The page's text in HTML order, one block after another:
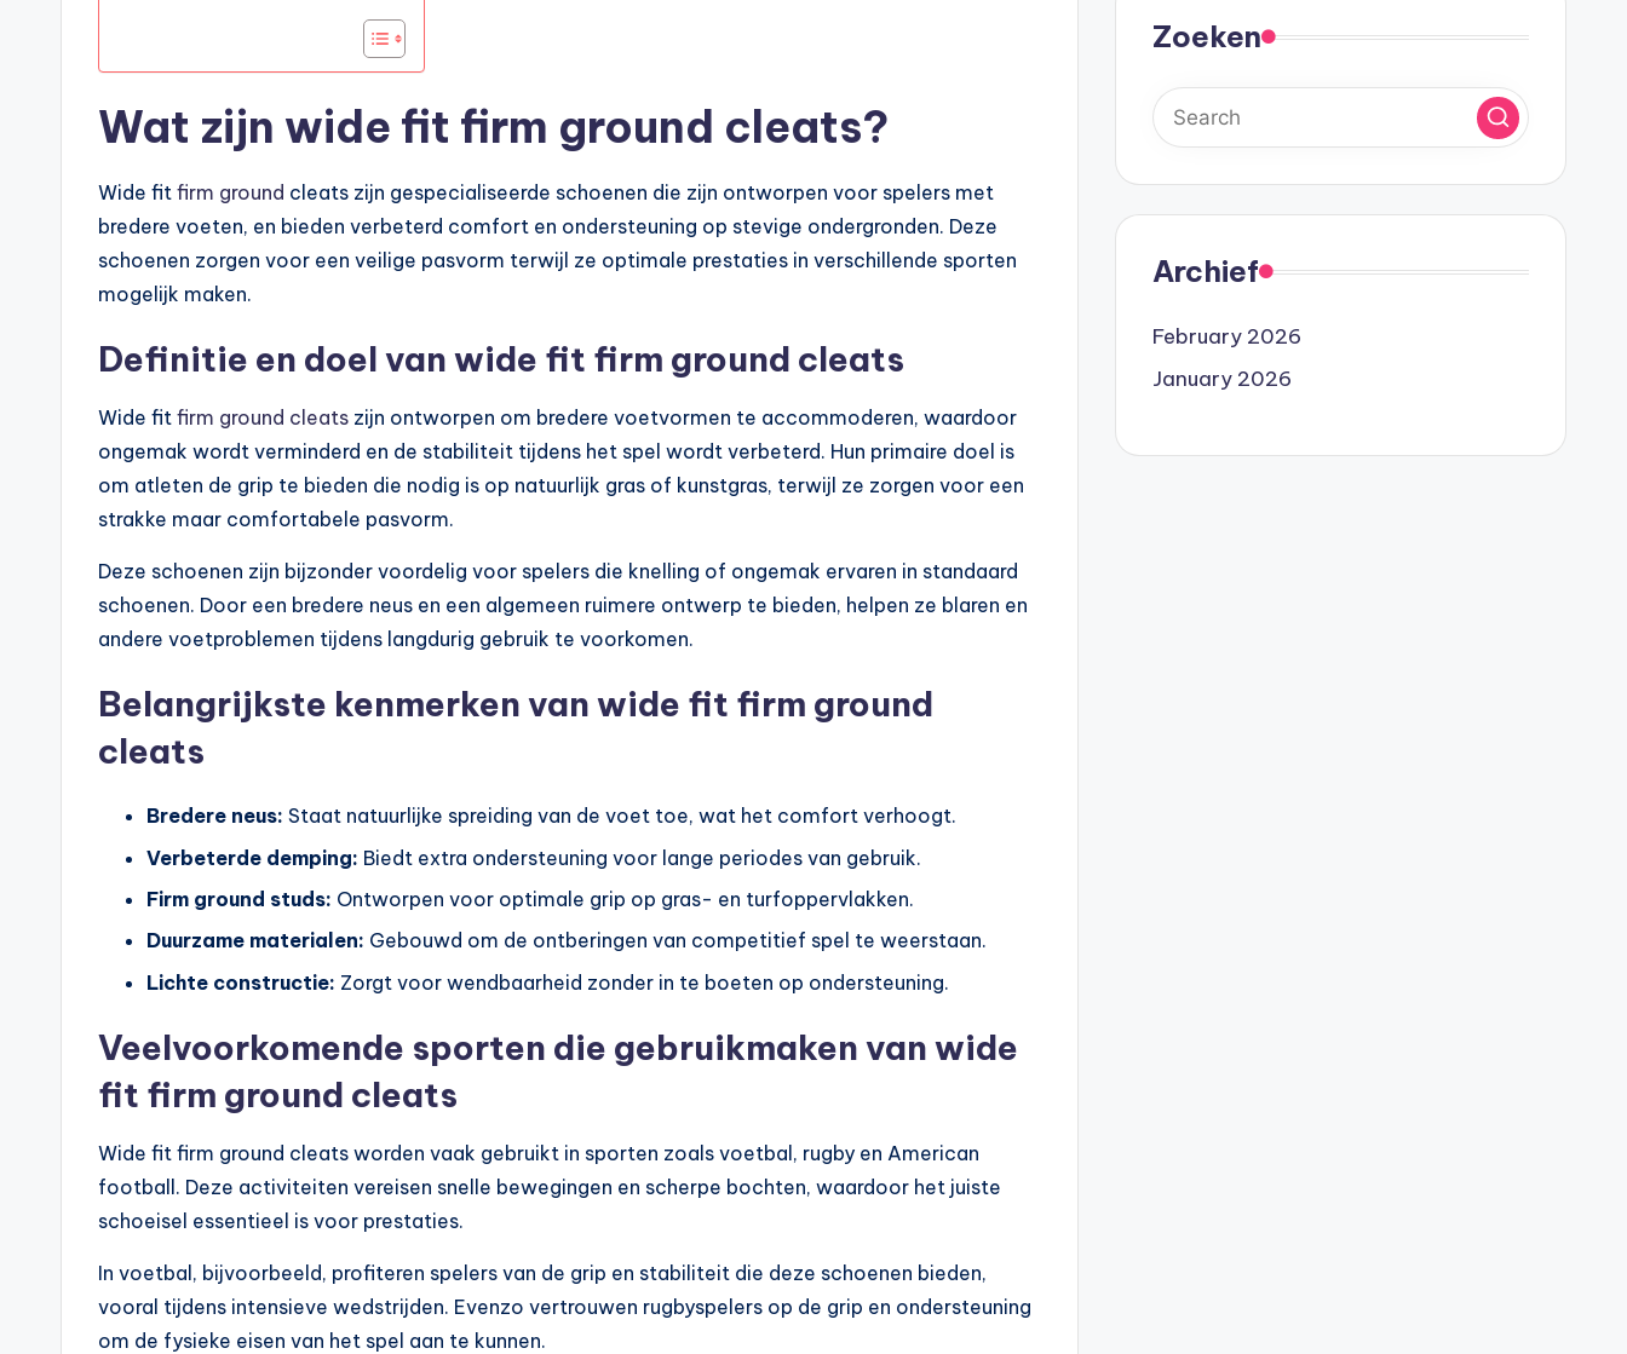
Wat zijn wide fit firm ground cleats?
Wide fit firm ground cleats zijn gespecialiseerde schoenen die zijn ontworpen voor spelers met
bredere voeten, en bieden verbeterd comfort en ondersteuning op stevige ondergronden. Deze
schoenen zorgen voor een veilige pasvorm terwijl ze optimale prestaties in verschillende sporten
mogelijk maken.
Definitie en doel van wide fit firm ground cleats
Wide fit firm ground cleats zijn ontworpen om bredere voetvormen te accommoderen, waardoor
ongemak wordt verminderd en de stabiliteit tijdens het spel wordt verbeterd. Hun primaire doel is
om atleten de grip te bieden die nodig is op natuurlijk gras of kunstgras, terwijl ze zorgen voor een
strakke maar comfortabele pasvorm.
Deze schoenen zijn bijzonder voordelig voor spelers die knelling of ongemak ervaren in standaard
schoenen. Door een bredere neus en een algemeen ruimere ontwerp te bieden, helpen ze blaren en
andere voetproblemen tijdens langdurig gebruik te voorkomen.
Belangrijkste kenmerken van wide fit firm ground
cleats
Bredere neus: Staat natuurlijke spreiding van de voet toe, wat het comfort verhoogt.
Verbeterde demping: Biedt extra ondersteuning voor lange periodes van gebruik.
Firm ground studs: Ontworpen voor optimale grip op gras- en turfoppervlakken.
Duurzame materialen: Gebouwd om de ontberingen van competitief spel te weerstaan.
Lichte constructie: Zorgt voor wendbaarheid zonder in te boeten op ondersteuning.
Veelvoorkomende sporten die gebruikmaken van wide
fit firm ground cleats
Wide fit firm ground cleats worden vaak gebruikt in sporten zoals voetbal, rugby en American
football. Deze activiteiten vereisen snelle bewegingen en scherpe bochten, waardoor het juiste
schoeisel essentieel is voor prestaties.
In voetbal, bijvoorbeeld, profiteren spelers van de grip en stabiliteit die deze schoenen bieden,
vooral tijdens intensieve wedstrijden. Evenzo vertrouwen rugbyspelers op de grip en ondersteuning
om de fysieke eisen van het spel aan te kunnen.
Zoeken
Archief
February 2026
January 2026